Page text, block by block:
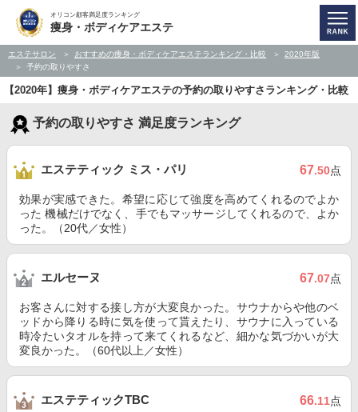
オリコン顧客満足度ランキング
痩身・ボディケアエステ
エステサロン おすすめの痩身・ボディケアエステランキング・比較
2020年版
予約の取りやすさ
【2020年】痩身・ボディケアエステの予約の取りやすさランキング・比較
予約の取りやすさ 満足度ランキング
エステティック ミス・パリ 67.50点
効果が実感できた。希望に応じて強度を高めてくれるのでよか
った 機械だけでなく、手でもマッサージしてくれるので、よか
った。（20代／女性）
エルセーヌ 67.07点
お客さんに対する接し方が大変良かった。サウナからや他のベ
ッドから降りる時に気を使って貰えたり、サウナに入っている
時冷たいタオルを持って来てくれるなど、細かな気づかいが大
変良かった。（60代以上／女性）
エステティックTBC 66.11点